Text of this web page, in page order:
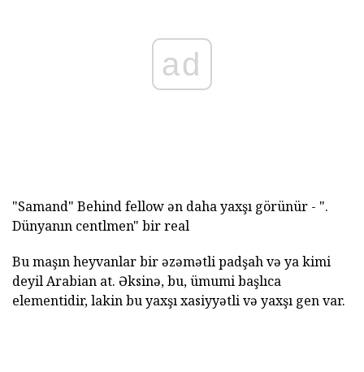
ad
"Samand" Behind fellow ən daha yaxşı görünür - ".
Dünyanın centlmen" bir real
Bu maşın heyvanlar bir əzəmətli padşah və ya kimi
deyil Arabian at. Əksinə, bu, ümumi başlıca
elementidir, lakin bu yaxşı xasiyyətli və yaxşı gen var.